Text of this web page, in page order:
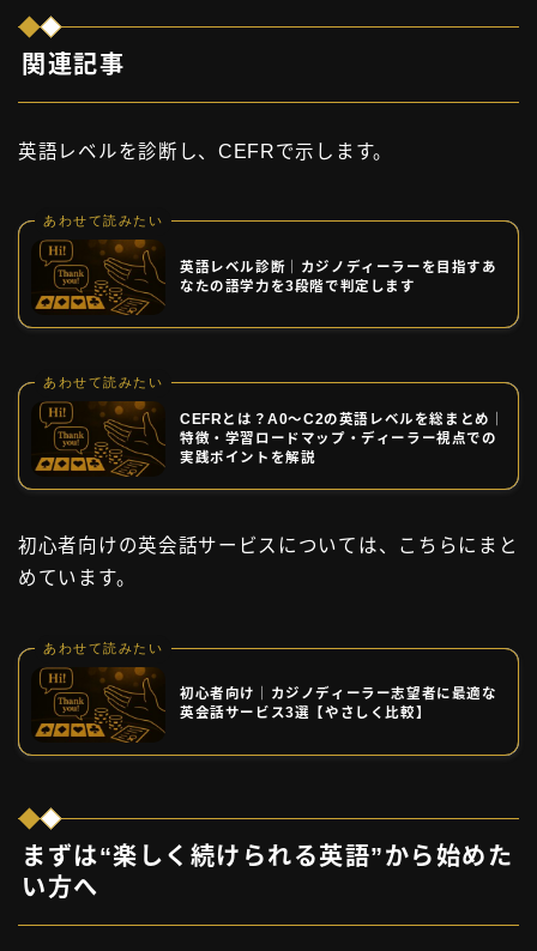
関連記事
英語レベルを診断し、CEFRで示します。
あわせて読みたい
英語レベル診断｜カジノディーラーを目指すあ
なたの語学力を3段階で判定します
あわせて読みたい
CEFRとは？A0〜C2の英語レベルを総まとめ｜
特徴・学習ロードマップ・ディーラー視点での
実践ポイントを解説
初心者向けの英会話サービスについては、こちらにまと
めています。
あわせて読みたい
初心者向け｜カジノディーラー志望者に最適な
英会話サービス3選【やさしく比較】
まずは“楽しく続けられる英語”から始めた
い方へ